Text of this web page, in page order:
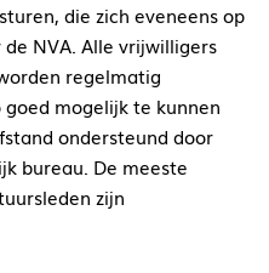
die zich eveneens op
NVA. Alle vrijwilligers
regelmatig
mogelijk te kunnen
ondersteund door
bureau. De meeste
zijn